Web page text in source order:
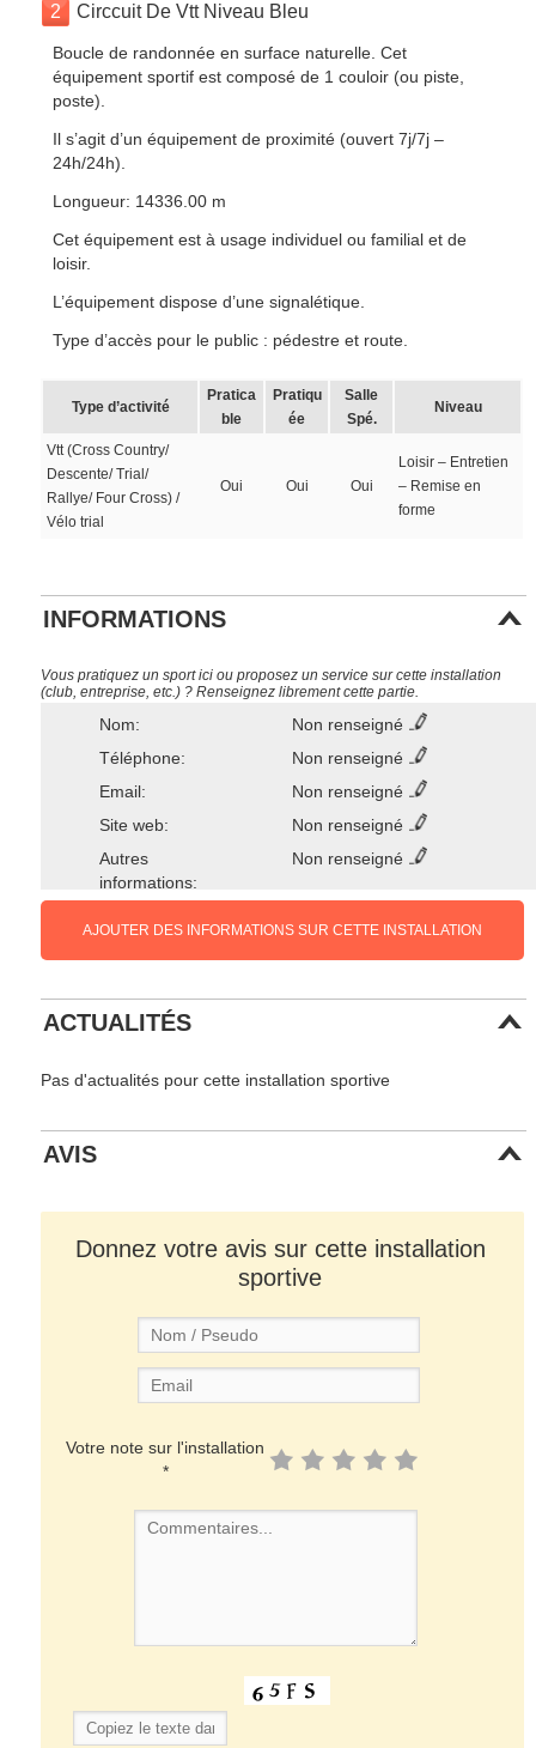
2 Circcuit De Vtt Niveau Bleu
Boucle de randonnée en surface naturelle. Cet
équipement sportif est composé de 1 couloir (ou piste,
poste).
Il s’agit d’un équipement de proximité (ouvert 7j/7j –
24h/24h).
Longueur: 14336.00 m
Cet équipement est à usage individuel ou familial et de
loisir.
L’équipement dispose d’une signalétique.
Type d’accès pour le public : pédestre et route.
Type d’activité
Pratica
ble
Pratiqu
ée
Salle
Spé.
Niveau
Vtt (Cross Country/
Descente/ Trial/
Rallye/ Four Cross) /
Vélo trial
Oui Oui Oui
Loisir – Entretien
– Remise en
forme
INFORMATIONS
Vous pratiquez un sport ici ou proposez un service sur cette installation
(club, entreprise, etc.) ? Renseignez librement cette partie.
Nom:
Non renseigné
Téléphone:
Non renseigné
Email:
Non renseigné
Site web:
Non renseigné
Autres
informations:
Non renseigné
AJOUTER DES INFORMATIONS SUR CETTE INSTALLATION
ACTUALITÉS
Pas d'actualités pour cette installation sportive
AVIS
Donnez votre avis sur cette installation
sportive
Votre note sur l'installation
*